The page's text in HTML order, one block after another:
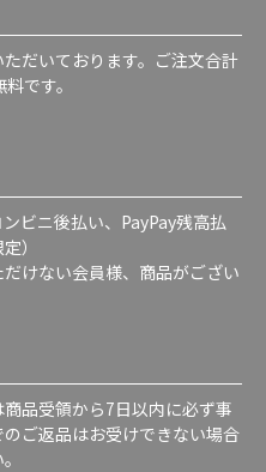
だいております。ご注文合計
です。
ビニ後払い、PayPay残高払
）
けない会員様、商品がござい
品受領から7日以内に必ず事
ご返品はお受けできない場合